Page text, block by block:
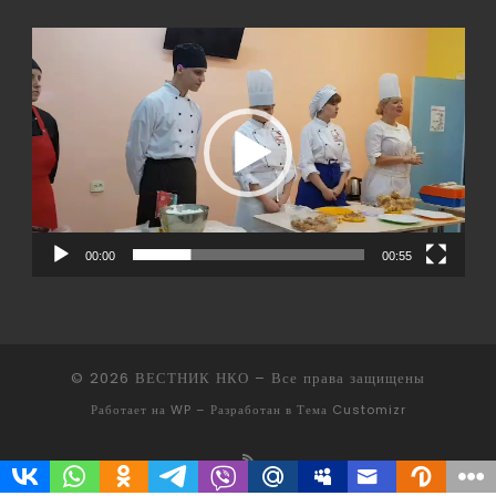
00:00 00:55
© 2026 ВЕСТНИК НКО – Все права защищены
Работает на WP – Разработан в Тема Customizr